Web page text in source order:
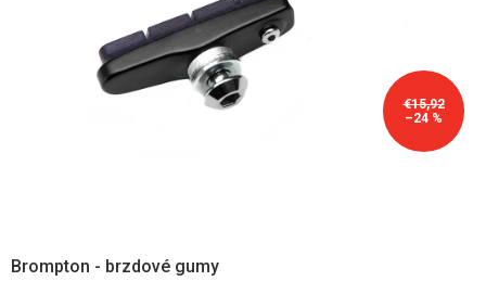
€15,92
–24 %
Brompton - brzdové gumy